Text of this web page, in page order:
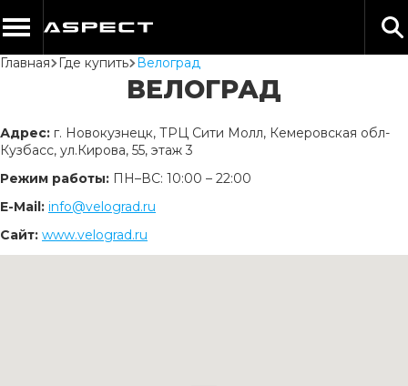
Главная Где купить Велоград
ВЕЛОГРАД
Адрес: г. Новокузнецк, ТРЦ Сити Молл, Кемеровская обл-
Кузбасс, ул.Кирова, 55, этаж 3
Режим работы: ПН–ВС: 10:00 – 22:00
Е-Mail: info@velograd.ru
Сайт: www.velograd.ru